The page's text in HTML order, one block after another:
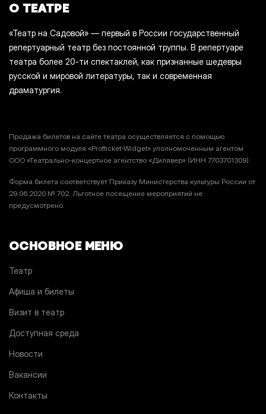
О ТЕАТРЕ
«Театр на Садовой» — первый в России государственный
репертуарный театр без постоянной труппы. В репертуаре
театра более 20-ти спектаклей, как признанные шедевры
русской и мировой литературы, так и современная
драматургия.
Продажа билетов на сайте театра осуществляется с помощью
программного модуля «Profticket-Widget» уполномоченным агентом
ООО «Театрально-концертное агентство «Дилявер» (ИНН 7703701309).
Форма билета соответствует Приказу Министерства культуры России от
29.06.2020 № 702. Льготное посещение мероприятий не
предусмотрено.
ОСНОВНОЕ МЕНЮ
Театр
Афиша и билеты
Визит в театр
Доступная среда
Новости
Вакансии
Контакты